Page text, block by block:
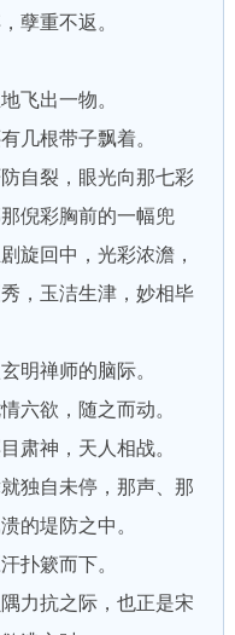
孽重不返。
出一物。
根带子飘着。
自裂，眼光向那七彩
倪彩胸前的一幅兜
旋回中，光彩浓澹，
，玉洁生津，妙相毕
禅师的脑际。
欲，随之而动。
神，天人相战。
独自未停，那声、那
的堤防之中。
簌而下。
力抗之际，也正是宋